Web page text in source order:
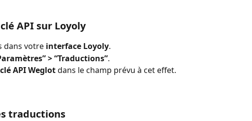
API sur Loyoly
dans votre interface Loyoly.
> “Traductions”.
clé API Weglot dans le champ prévu à cet effet.
traductions